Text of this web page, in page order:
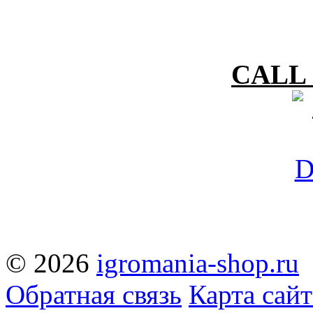
CALL
© 2026 igromania-shop.ru
Обратная связь Карта